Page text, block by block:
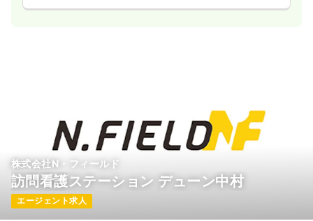
株式会社N・フィールド
訪問看護ステーション デューン中村
エージェント求人